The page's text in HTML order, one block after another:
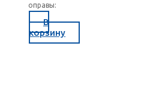
оправы:
В
корзину